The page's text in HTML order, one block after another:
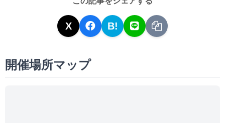
X B!
開催場所マップ